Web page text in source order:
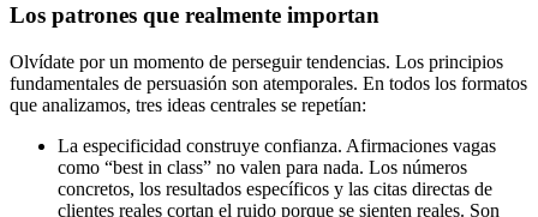
Los patrones que realmente importan
Olvídate por un momento de perseguir tendencias. Los principios
fundamentales de persuasión son atemporales. En todos los formatos
que analizamos, tres ideas centrales se repetían:
La especificidad construye confianza. Afirmaciones vagas
como “best in class” no valen para nada. Los números
concretos, los resultados específicos y las citas directas de
clientes reales cortan el ruido porque se sienten reales. Son